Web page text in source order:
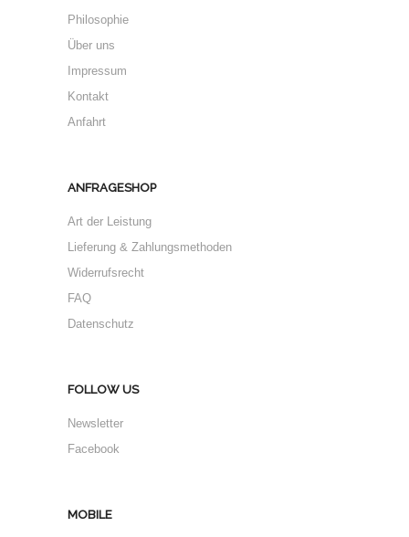
Philosophie
Über uns
Impressum
Kontakt
Anfahrt
ANFRAGESHOP
Art der Leistung
Lieferung & Zahlungsmethoden
Widerrufsrecht
FAQ
Datenschutz
FOLLOW US
Newsletter
Facebook
MOBILE